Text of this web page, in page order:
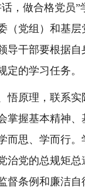
，做合格党员”
（党组）和基层
导干部要根据自
定的学习任务。
悟原理，联系实
掌握基本精神、
而思、学而行。
治党的总规矩总
督条例和廉洁自